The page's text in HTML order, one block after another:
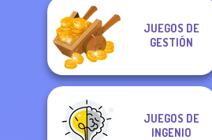
JUEGOS DE
GESTIÓN
JUEGOS DE
INGENIO